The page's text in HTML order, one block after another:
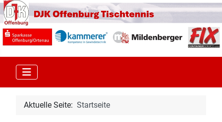
Aktuelle Seite: Startseite